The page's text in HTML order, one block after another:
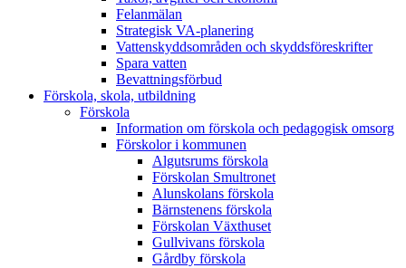
Felanmälan
Strategisk VA-planering
Vattenskyddsområden och skyddsföreskrifter
Spara vatten
Bevattningsförbud
Förskola, skola, utbildning
Förskola
Information om förskola och pedagogisk omsorg
Förskolor i kommunen
Algutsrums förskola
Förskolan Smultronet
Alunskolans förskola
Bärnstenens förskola
Förskolan Växthuset
Gullvivans förskola
Gårdby förskola